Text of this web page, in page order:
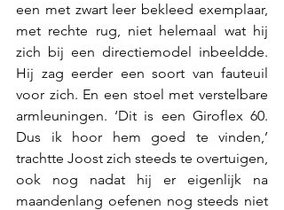
een met zwart leer bekleed exemplaar,
met rechte rug, niet helemaal wat hij
zich bij een directiemodel inbeeldde.
Hij zag eerder een soort van fauteuil
voor zich. En een stoel met verstelbare
armleuningen. ‘Dit is een Giroflex 60.
Dus ik hoor hem goed te vinden,’
trachtte Joost zich steeds te overtuigen,
ook nog nadat hij er eigenlijk na
maandenlang oefenen nog steeds niet